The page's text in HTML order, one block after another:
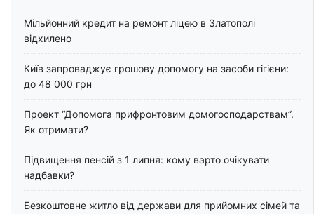
Мільйонний кредит на ремонт ліцею в Златополі
відхилено
Київ запроваджує грошову допомогу на засоби гігієни:
до 48 000 грн
Проект “Допомога прифронтовим домогосподарствам”.
Як отримати?
Підвищення пенсій з 1 липня: кому варто очікувати
надбавки?
Безкоштовне житло від держави для прийомних сімей та